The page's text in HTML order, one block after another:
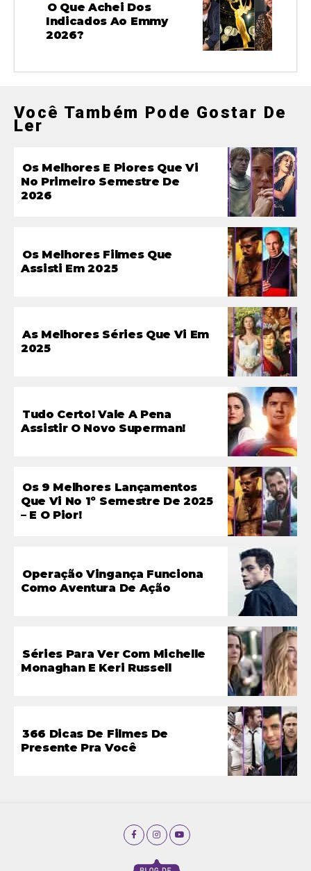
O Que Achei Dos
Indicados Ao Emmy
2026?
Você Também Pode Gostar De
Ler
Os Melhores E Piores Que Vi
No Primeiro Semestre De
2026
Os Melhores Filmes Que
Assisti Em 2025
As Melhores Séries Que Vi Em
2025
Tudo Certo! Vale A Pena
Assistir O Novo Superman!
Os 9 Melhores Lançamentos
Que Vi No 1º Semestre De 2025
– E O Pior!
Operação Vingança Funciona
Como Aventura De Ação
Séries Para Ver Com Michelle
Monaghan E Keri Russell
366 Dicas De Filmes De
Presente Pra Você